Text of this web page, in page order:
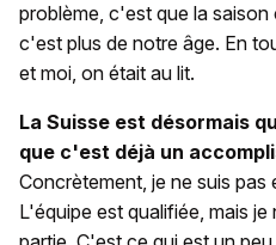
problème, c'est que la
c'est plus de notre âge. En
et moi, on était au lit.
La Suisse est désormais
que c'est déjà un
Concrètement, je ne suis pas
L'équipe est qualifiée, mais